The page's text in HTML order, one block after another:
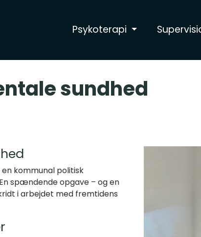
Psykoterapi
sundhed
kommunal politisk
spændende opgave – og en
i arbejdet med fremtidens